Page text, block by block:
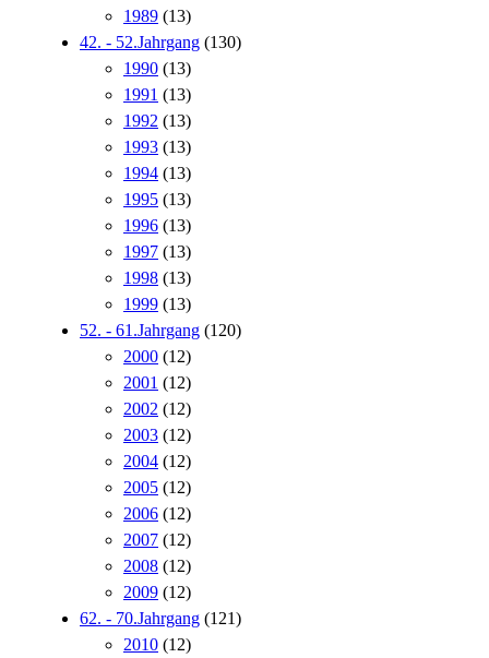
1989 (13)
42. - 52.Jahrgang (130)
1990 (13)
1991 (13)
1992 (13)
1993 (13)
1994 (13)
1995 (13)
1996 (13)
1997 (13)
1998 (13)
1999 (13)
52. - 61.Jahrgang (120)
2000 (12)
2001 (12)
2002 (12)
2003 (12)
2004 (12)
2005 (12)
2006 (12)
2007 (12)
2008 (12)
2009 (12)
62. - 70.Jahrgang (121)
2010 (12)